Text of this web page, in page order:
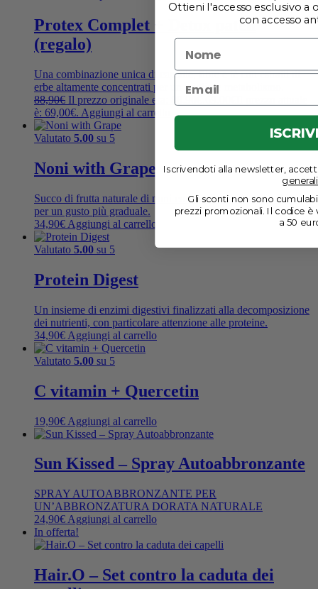
Protex Complet + Detox patch
(regalo)
Una combinazione unica di capsule, fibre e tè con estratti di
erbe altamente concentrati per un migliore metabolismo.
88,90€ Il prezzo originale era: 88,90€.
è: 69,00€. Aggiungi al carrello
Valutato 5.00 su 5
Noni with Grape
Succo di frutta naturale di noni con aggiunta di succo d'uva
per un gusto più graduale.
34,90€ Aggiungi al carrello
Valutato 5.00 su 5
Protein Digest
Un insieme di enzimi digestivi finalizzati alla decomposizione
dei nutrienti, con particolare attenzione alle proteine.
34,90€ Aggiungi al carrello
Valutato 5.00 su 5
C vitamin + Quercetin
19,90€ Aggiungi al carrello
Sun Kissed – Spray Autoabbronzante
SPRAY AUTOABBRONZANTE PER
UN’ABBRONZATURA DORATA NATURALE
24,90€ Aggiungi al carrello
In offerta!
Hair.O – Set contro la caduta dei
Ottieni l'accesso esclusivo a
con accesso
Iscrivendoti alla newsletter,
Gli sconti non sono
prezzi promozionali. Il codice è
a 50